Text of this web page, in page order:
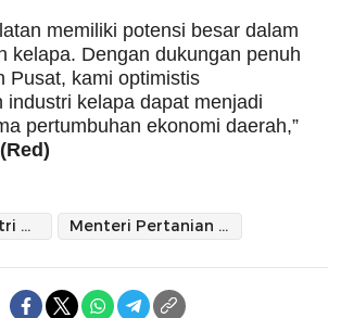
memiliki potensi besar dalam
kelapa. Dengan dukungan penuh
Pusat, kami optimistis
industri kelapa dapat menjadi
pertumbuhan ekonomi daerah,”
(Red)
Kawasan Industri Kelapa Menteri Pertanian RI: Kabupaten Halsel jadi prioritas